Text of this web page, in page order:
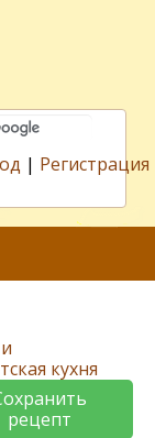
| Регистрация
кухня
рецепт